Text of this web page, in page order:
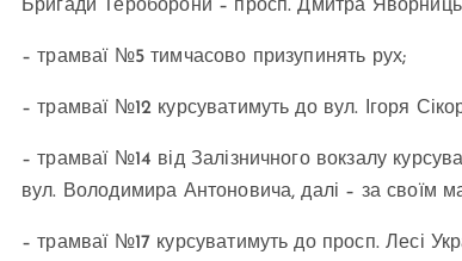
Бригади Тероборони – просп. Дмитра
– трамваї №5 тимчасово призупинять рух;
– трамваї №12 курсуватимуть до вул. Ігоря
– трамваї №14 від Залізничного вокзалу
вул. Володимира Антоновича, далі – за своїм
– трамваї №17 курсуватимуть до просп. Лесі